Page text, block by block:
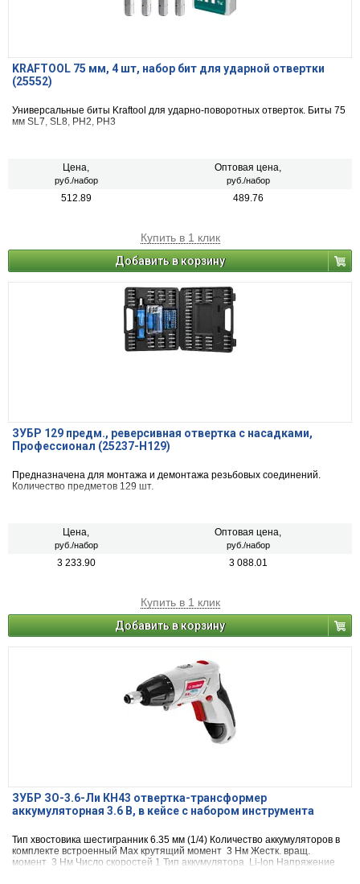
KRAFTOOL 75 мм, 4 шт, набор бит для ударной отвертки
(25552)
Универсальные биты Kraftool для ударно-поворотных отверток. Биты 75
мм SL7, SL8, PH2, PH3
Цена,
руб./набор
Оптовая цена,
руб./набор
512.89 489.76
Купить в 1 клик
Добавить в корзину
ЗУБР 129 предм., реверсивная отвертка с насадками,
Профессионал (25237-H129)
Предназначена для монтажа и демонтажа резьбовых соединений.
Количество предметов 129 шт.
Цена,
руб./набор
Оптовая цена,
руб./набор
3 233.90 3 088.01
Купить в 1 клик
Добавить в корзину
ЗУБР ЗО-3.6-Ли КН43 отвертка-трансформер
аккумуляторная 3.6 В, в кейсе с набором инструмента
Тип хвостовика шестигранник 6.35 мм (1/4) Количество аккумуляторов в
комплекте встроенный Max крутящий момент 3 Нм Жестк. вращ.
момент 3 Нм Число скоростей 1 Тип аккумулятора Li-lon Напряжение